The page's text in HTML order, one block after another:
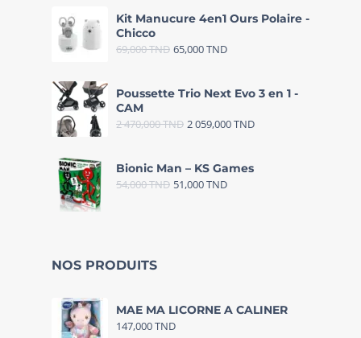
Kit Manucure 4en1 Ours Polaire -
Chicco
69,000TND 65,000TND
Poussette Trio Next Evo 3 en 1 -
CAM
2 470,000TND 2 059,000TND
Bionic Man – KS Games
54,000TND 51,000TND
NOS PRODUITS
MAE MA LICORNE A CALINER
147,000TND